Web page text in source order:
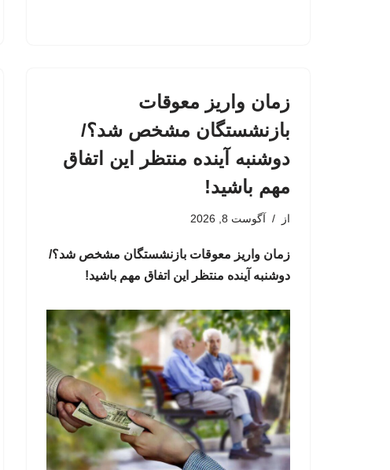
زمان واریز معوقات
بازنشستگان مشخص شد؟/
دوشنبه آینده منتظر این اتفاق
مهم باشید!
از آگوست 8, 2026
زمان واریز معوقات بازنشستگان مشخص شد؟/
دوشنبه آینده منتظر این اتفاق مهم باشید!